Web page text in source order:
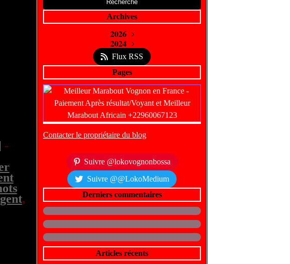
-
,
Archives
2026
Juin(300)
Avril(5)
2024
Février(1)
Flux RSS
Pages
Contacter le propriétaire du blog
Suivre @lokovognonbossa
Suivre @@LokoMedium
Derniers commentaires
Articles récents